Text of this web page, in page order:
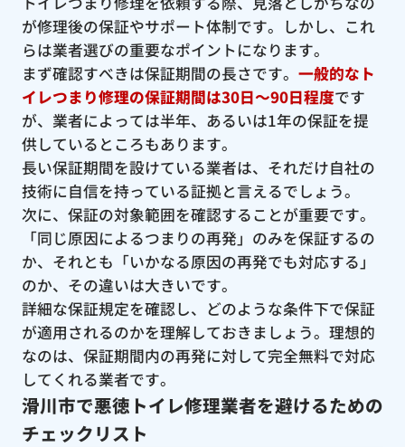
が修理後の保証やサポート体制です。しかし、これ
らは業者選びの重要なポイントになります。
まず確認すべきは保証期間の長さです。 一般的なト
イレつまり修理の保証期間は30日〜90日程度です
が、業者によっては半年、あるいは1年の保証を提
供しているところもあります。
長い保証期間を設けている業者は、それだけ自社の
技術に自信を持っている証拠と言えるでしょう。
次に、保証の対象範囲を確認することが重要です。
「同じ原因によるつまりの再発」のみを保証するの
か、それとも「いかなる原因の再発でも対応する」
のか、その違いは大きいです。
詳細な保証規定を確認し、どのような条件下で保証
が適用されるのかを理解しておきましょう。理想的
なのは、保証期間内の再発に対して完全無料で対応
してくれる業者です。
滑川市で悪徳トイレ修理業者を避けるための
チェックリスト